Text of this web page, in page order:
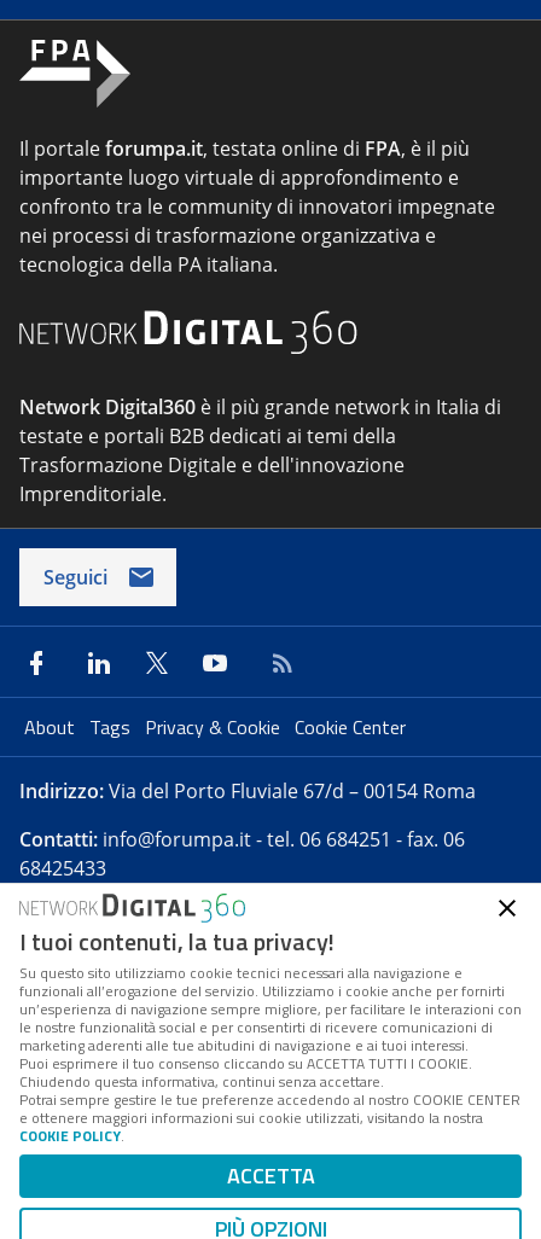
Il portaleforumpa.it, testata online di FPA, è il più
importante luogo virtuale di approfondimento e
confronto tra le community di innovatori impegnate
nei processi di trasformazione organizzativa e
tecnologica della PA italiana.
Network Digital360 è il più grande network in Italia di
testate e portali B2B dedicati ai temi della
Trasformazione Digitale e dell'innovazione
Imprenditoriale.
Seguici
About Tags Privacy & Cookie Cookie Center
Indirizzo:Via del Porto Fluviale 67/d – 00154 Roma
Contatti: info@forumpa.it- tel. 06 684251 - fax. 06
68425433
Forumpa.itè una pubblicazione telematica iscritta
presso Registro della stampa del Tribunale di Roma -
Reg. n. 182 del 2 maggio 2008 - Direttore resp. Michela
Stentella
FPA s.r.l. è società soggetta a Direzione e
Coordinamento da parte di Digital360 S.p.A. - FPA s.r.l.
è un'azienda certificata per il sistema di management
Codice Fiscale/Partita IVA n. 10693191008 - R.E.A. Roma
n. 1249791. ISP AWS
Mappa del sito
I tuoi contenuti, la tua privacy!
Su questo sito utilizziamo cookie tecnici necessari alla navigazione e
funzionali all’erogazione del servizio. Utilizziamo i cookie anche per fornirti
un’esperienza di navigazione sempre migliore, per facilitare le interazioni con
le nostre funzionalità social e per consentirti di ricevere comunicazioni di
marketing aderenti alle tue abitudini di navigazione e ai tuoi interessi.
Puoi esprimere il tuo consenso cliccando su ACCETTA TUTTI I COOKIE.
Chiudendo questa informativa, continui senza accettare.
Potrai sempre gestire le tue preferenze accedendo al nostro COOKIE CENTER
e ottenere maggiori informazioni sui cookie utilizzati, visitando la nostra
COOKIE POLICY.
ACCETTA
PIÙ OPZIONI